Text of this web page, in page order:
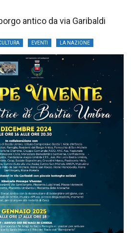
antico da via Garibaldi
EVENTI LA NAZIONE